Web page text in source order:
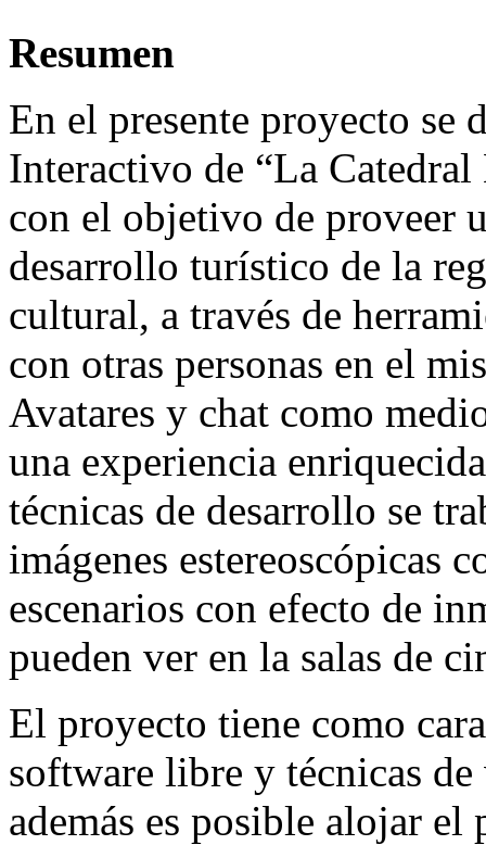
Resumen
En el presente proyecto
Interactivo de “La
con el objetivo de proveer
desarrollo turístico de la
cultural, a través de
con otras personas en el
Avatares y chat como
una experiencia
técnicas de desarrollo se
imágenes estereoscópicas
escenarios con efecto de
pueden ver en la salas de
El proyecto tiene como
software libre y técnicas
además es posible alojar